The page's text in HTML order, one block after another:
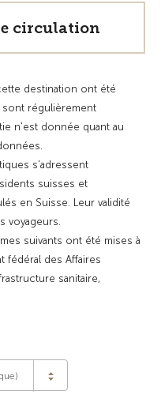
circulation
destination ont été
régulièrement
n'est donnée quant au
s'adressent
suisses et
en Suisse. Leur validité
voyageurs.
suivants ont été mises à
fédéral des Affaires
sanitaire,